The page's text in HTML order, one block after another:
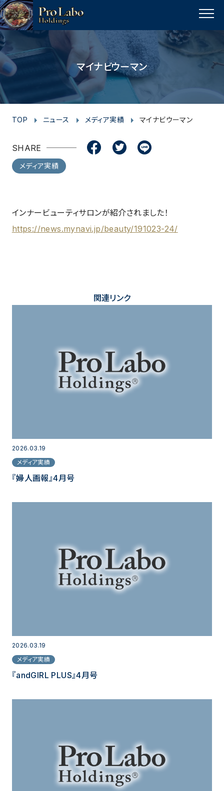
MENU
マイナビウーマン
TOP ニュース メディア実績 マイナビウーマン
SHARE
c
e
b
o
o
k
i
t
t
e
n
e
メディア実績
インナービューティサロンが紹介されました！
https://news.mynavi.jp/beauty/191023-24/
関連リンク
2026.03.19
メディア実績
『婦人画報』4月号
2026.03.19
メディア実績
『andGIRL PLUS』4月号
p
a
g
e
t
o
p
s
t
a
g
r
a
m
c
e
b
o
k
i
t
t
e
r
u
t
u
e